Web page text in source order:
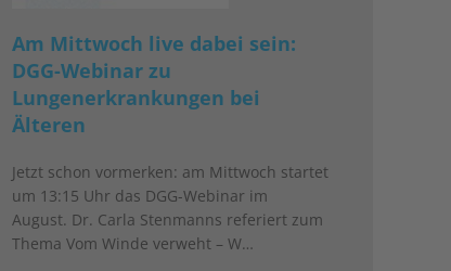
Am Mittwoch live dabei sein:
DGG-Webinar zu
Lungenerkrankungen bei
Älteren
Jetzt schon vormerken: am Mittwoch startet
um 13:15 Uhr das DGG-Webinar im
August. Dr. Carla Stenmanns referiert zum
Thema Vom Winde verweht – W…